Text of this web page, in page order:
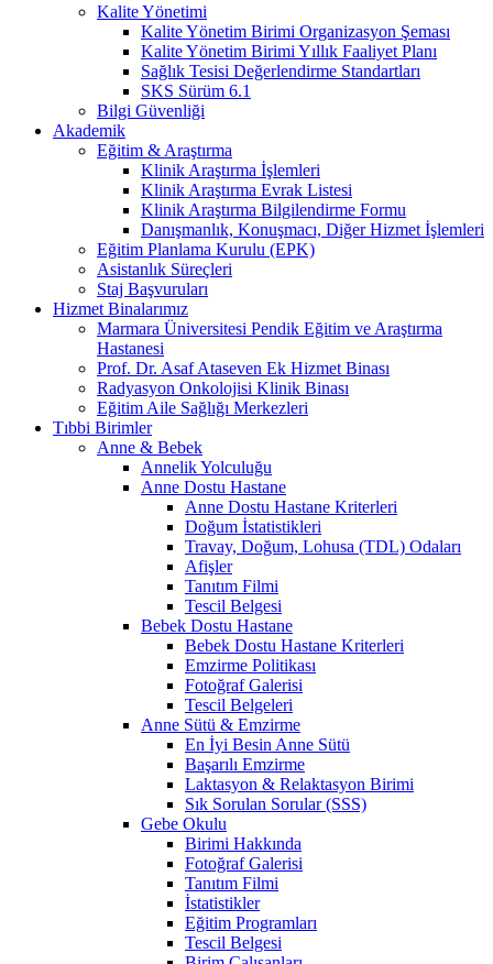
Kalite Yönetimi
Kalite Yönetim Birimi Organizasyon Şeması
Kalite Yönetim Birimi Yıllık Faaliyet Planı
Sağlık Tesisi Değerlendirme Standartları
SKS Sürüm 6.1
Bilgi Güvenliği
Akademik
Eğitim & Araştırma
Klinik Araştırma İşlemleri
Klinik Araştırma Evrak Listesi
Klinik Araştırma Bilgilendirme Formu
Danışmanlık, Konuşmacı, Diğer Hizmet İşlemleri
Eğitim Planlama Kurulu (EPK)
Asistanlık Süreçleri
Staj Başvuruları
Hizmet Binalarımız
Marmara Üniversitesi Pendik Eğitim ve Araştırma
Hastanesi
Prof. Dr. Asaf Ataseven Ek Hizmet Binası
Radyasyon Onkolojisi Klinik Binası
Eğitim Aile Sağlığı Merkezleri
Tıbbi Birimler
Anne & Bebek
Annelik Yolculuğu
Anne Dostu Hastane
Anne Dostu Hastane Kriterleri
Doğum İstatistikleri
Travay, Doğum, Lohusa (TDL) Odaları
Afişler
Tanıtım Filmi
Tescil Belgesi
Bebek Dostu Hastane
Bebek Dostu Hastane Kriterleri
Emzirme Politikası
Fotoğraf Galerisi
Tescil Belgeleri
Anne Sütü & Emzirme
En İyi Besin Anne Sütü
Başarılı Emzirme
Laktasyon & Relaktasyon Birimi
Sık Sorulan Sorular (SSS)
Gebe Okulu
Birimi Hakkında
Fotoğraf Galerisi
Tanıtım Filmi
İstatistikler
Eğitim Programları
Tescil Belgesi